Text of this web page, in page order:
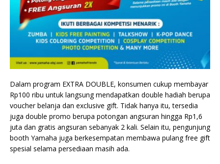
Dalam program EXTRA DOUBLE, konsumen cukup membayar
Rp100 ribu untuk langsung mendapatkan double hadiah berupa
voucher belanja dan exclusive gift. Tidak hanya itu, tersedia
juga double promo berupa potongan angsuran hingga Rp1,6
juta dan gratis angsuran sebanyak 2 kali. Selain itu, pengunjung
booth Yamaha juga berkesempatan membawa pulang free gift
spesial selama persediaan masih ada.